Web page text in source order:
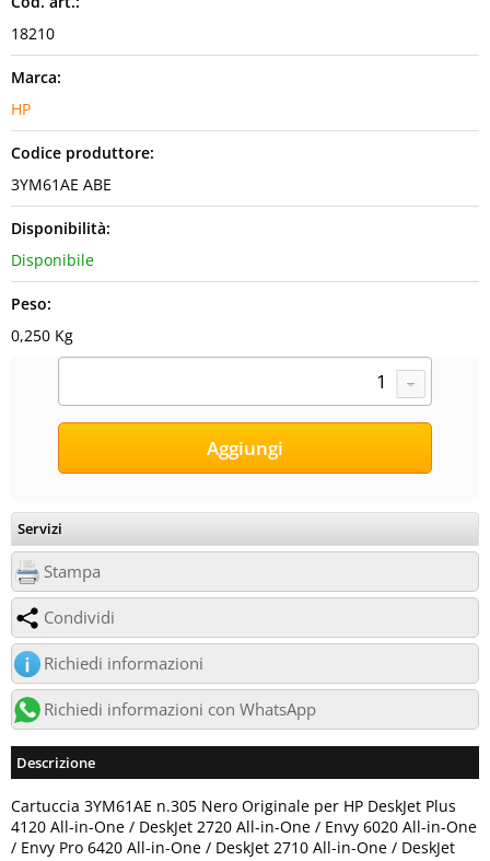
18210
Marca:
HP
Codice produttore:
3YM61AE ABE
Disponibilità:
Disponibile
Peso:
0,250 Kg
Servizi
Stampa
Condividi
Richiedi informazioni
Richiedi informazioni con WhatsApp
Descrizione
Cartuccia 3YM61AE n.305 Nero Originale per HP DeskJet Plus
4120 All-in-One / DeskJet 2720 All-in-One / Envy 6020 All-in-One
/ Envy Pro 6420 All-in-One / DeskJet 2710 All-in-One / DeskJet